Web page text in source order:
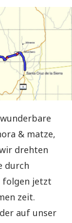
& matze,
drehten
durch
folgen jetzt
zeit.
auf unser